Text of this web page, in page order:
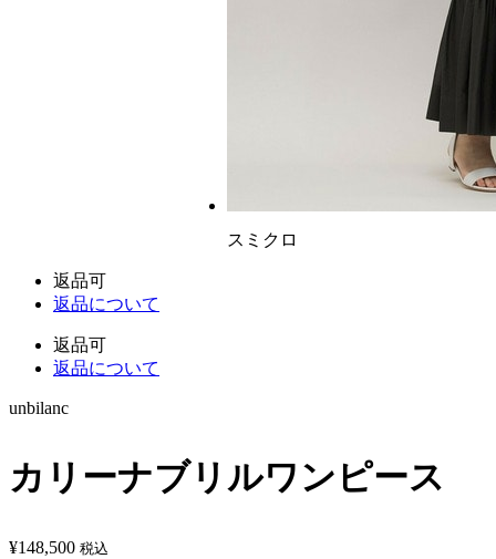
スミクロ
返品可
返品について
返品可
返品について
unbilanc
カリーナブリルワンピース
¥148,500 税込